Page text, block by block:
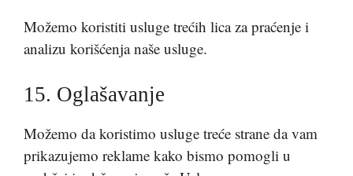
Možemo koristiti usluge trećih lica za praćenje i
analizu korišćenja naše usluge.
15. Oglašavanje
Možemo da koristimo usluge treće strane da vam
prikazujemo reklame kako bismo pomogli u